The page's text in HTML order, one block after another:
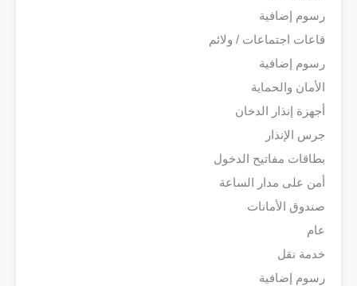
رسوم إضافية
قاعات اجتماعات / ولائم
رسوم إضافية
الأمان والحماية
أجهزة إنذار الدخان
جرس الإنذار
بطاقات مفاتيح الدخول
أمن على مدار الساعة
صندوق الأمانات
عام
خدمة نقل
رسوم إضافية